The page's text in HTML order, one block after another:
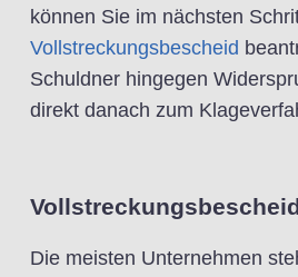
können Sie im nächsten
Vollstreckungsbescheid
Schuldner hingegen
direkt danach zum
Die meisten Unternehmen